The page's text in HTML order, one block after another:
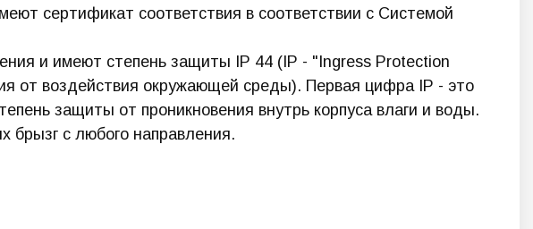
сертификат соответствия в соответствии с Системой
и имеют степень защиты IP 44 (IP - "Ingress Protection
от воздействия окружающей среды). Первая цифра IP - это
защиты от проникновения внутрь корпуса влаги и воды.
брызг с любого направления.